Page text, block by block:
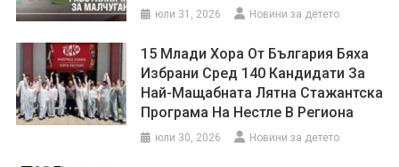
юли 31, 2026 Новини за детето
15 Млади Хора От България Бяха
Избрани Сред 140 Кандидати За
Най-Мащабната Лятна Стажантска
Програма На Нестле В Региона
юли 30, 2026 Новини за детето